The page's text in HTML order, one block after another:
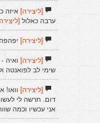
[ליצירה]איזה
ערבה כאלול
[ליצירה]
[ליצירה]ואיה -
שימי לב לפואנטה
[ליצירה]וואו!
דום. תרשה לי
אני עכשיו וכמה